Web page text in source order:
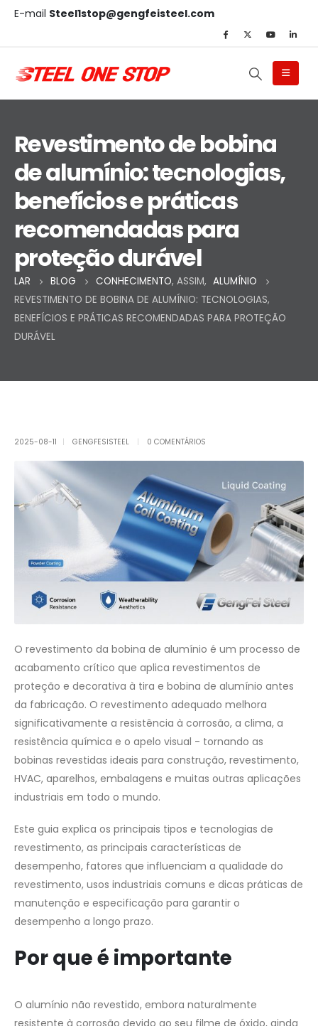
E-mail Steel1stop@gengfeisteel.com
Revestimento de bobina
de alumínio: tecnologias,
benefícios e práticas
recomendadas para
proteção durável
LAR BLOG CONHECIMENTO, ASSIM, ALUMÍNIO
REVESTIMENTO DE BOBINA DE ALUMÍNIO: TECNOLOGIAS,
BENEFÍCIOS E PRÁTICAS RECOMENDADAS PARA PROTEÇÃO
DURÁVEL
2025-08-11 GENGFESISTEEL 0 COMENTÁRIOS
O revestimento da bobina de alumínio é um processo de
acabamento crítico que aplica revestimentos de
proteção e decorativa à tira e bobina de alumínio antes
da fabricação. O revestimento adequado melhora
significativamente a resistência à corrosão, a clima, a
resistência química e o apelo visual - tornando as
bobinas revestidas ideais para construção, revestimento,
HVAC, aparelhos, embalagens e muitas outras aplicações
industriais em todo o mundo.
Este guia explica os principais tipos e tecnologias de
revestimento, as principais características de
desempenho, fatores que influenciam a qualidade do
revestimento, usos industriais comuns e dicas práticas de
manutenção e especificação para garantir o
desempenho a longo prazo.
Por que é importante
O alumínio não revestido, embora naturalmente
resistente à corrosão devido ao seu filme de óxido, ainda